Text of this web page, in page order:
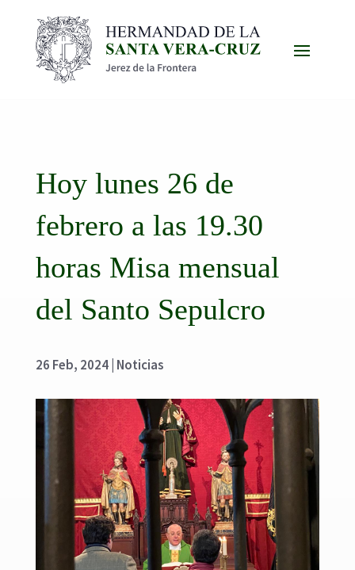
Hoy lunes 26 de
febrero a las 19.30
horas Misa mensual
del Santo Sepulcro
26 Feb, 2024| Noticias